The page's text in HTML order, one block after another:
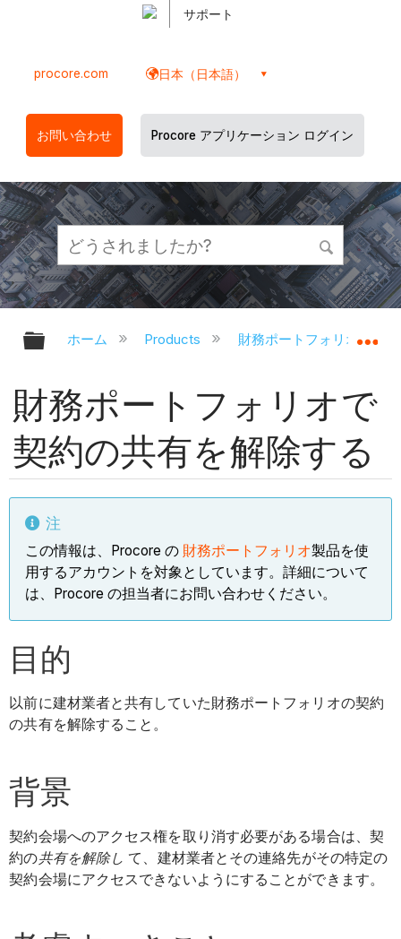
サポート
procore.com 日本（日本語）
お問い合わせ Procore アプリケーション ログイン
グローバル階層を展開/折りたたむ
ホーム Products 財務ポートフォリオと資
財務ポートフォリオで
契約の共有を解除する
注
この情報は、Procore の 財務ポートフォリオ製品を使
用するアカウントを対象としています。詳細について
は、Procore の担当者にお問い合わせください。
目的
以前に建材業者と共有していた財務ポートフォリオの契約
の共有を解除すること。
背景
契約会場へのアクセス権を取り消す必要がある場合は、契
約の共有を解除し て、建材業者とその連絡先がその特定の
契約会場にアクセスできないようにすることができます。